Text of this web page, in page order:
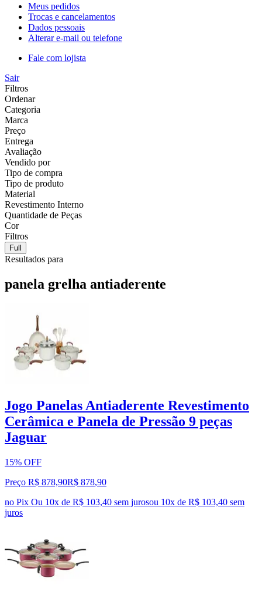
Meus pedidos
Trocas e cancelamentos
Dados pessoais
Alterar e-mail ou telefone
Fale com lojista
Sair
Filtros
Ordenar
Categoria
Marca
Preço
Entrega
Avaliação
Vendido por
Tipo de compra
Tipo de produto
Material
Revestimento Interno
Quantidade de Peças
Cor
Filtros
Full
Resultados para
panela grelha antiaderente
Jogo Panelas Antiaderente Revestimento
Cerâmica e Panela de Pressão 9 peças
Jaguar
15% OFF
Preço R$ 878,90R$ 878,90
no Pix Ou 10x de R$ 103,40 sem jurosou 10x de R$ 103,40 sem
juros